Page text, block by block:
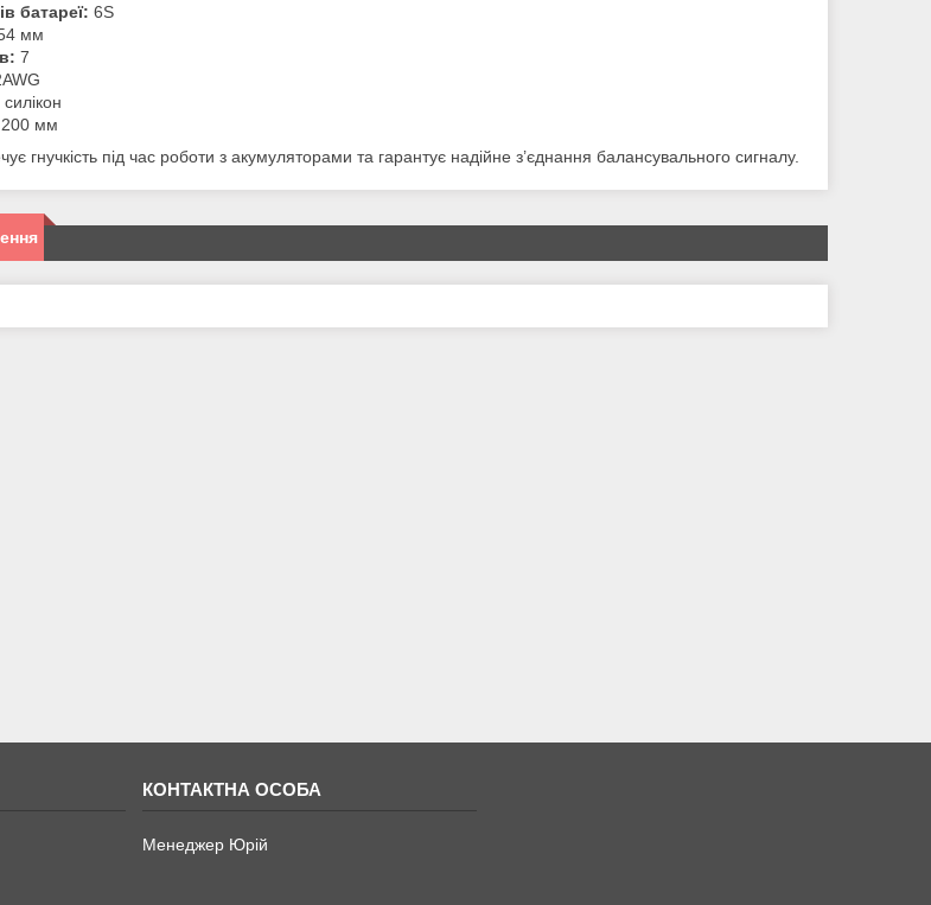
батареї: 6S
мм
7
силікон
200 мм
гнучкість під час роботи з акумуляторами та гарантує надійне з’єднання балансувального сигналу.
Менеджер Юрій